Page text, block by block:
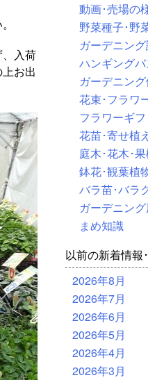
入荷
お出
動画･売場の
野菜種子･野
ガーデニン
ハンギング
ガーデニン
花束･フラワ
フラワーギ
花苗･寄せ植
庭木･花木･
鉢花･観葉植
バラ苗･バラ
ガーデニン
まめ知識
以前の新着情報
2026年8月
2026年7月
2026年6月
2026年5月
2026年4月
2026年3月